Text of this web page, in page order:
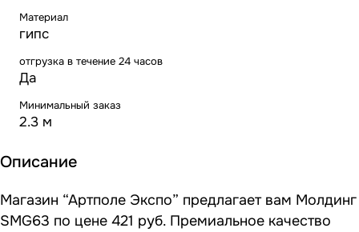
Материал
гипс
отгрузка в течение 24 часов
Да
Минимальный заказ
2.3 м
Описание
Магазин “Артполе Экспо” предлагает вам Молдинг
SMG63 по цене 421 руб. Премиальное качество